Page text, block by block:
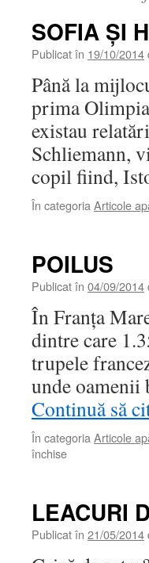
SOFIA ŞI
Publicat în 19/10/2014
Până la
prima
existau
Schliemann,
copil fiind,
În categoria Articole
POILUS
Publicat în 04/09/2014
În Franţa
dintre care
trupele
unde
Continuă să
În categoria Articole
închise
LEACURI
Publicat în 21/05/2014